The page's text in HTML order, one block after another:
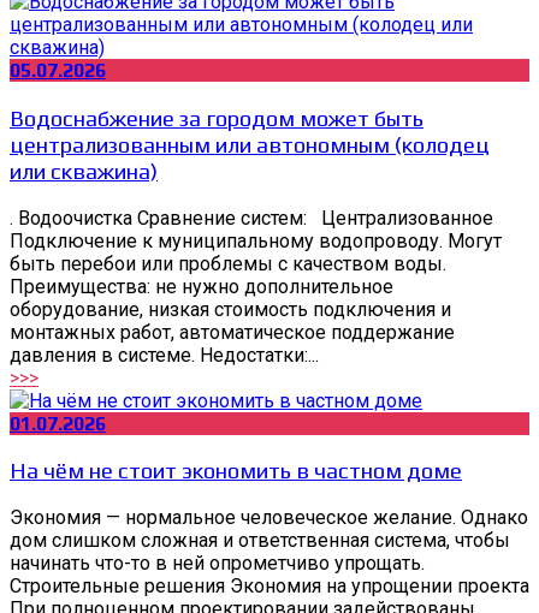
05.07.2026
Водоснабжение за городом может быть
централизованным или автономным (колодец
или скважина)
. Водоочистка Сравнение систем: Централизованное
Подключение к муниципальному водопроводу. Могут
быть перебои или проблемы с качеством воды.
Преимущества: не нужно дополнительное
оборудование, низкая стоимость подключения и
монтажных работ, автоматическое поддержание
давления в системе. Недостатки:...
>>>
01.07.2026
На чём не стоит экономить в частном доме
Экономия — нормальное человеческое желание. Однако
дом слишком сложная и ответственная система, чтобы
начинать что-то в ней опрометчиво упрощать.
Строительные решения Экономия на упрощении проекта